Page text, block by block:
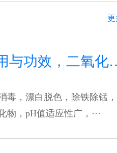
更
二氧化氯的作用
毒，漂白脱色，除铁除锰
，pH值适应性广，···